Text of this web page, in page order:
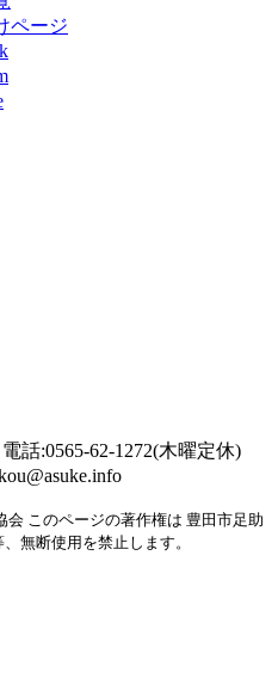
話:0565-62-1272(木曜定休)
会 このページの著作権は 豊田市足助
無断使用を禁止します。